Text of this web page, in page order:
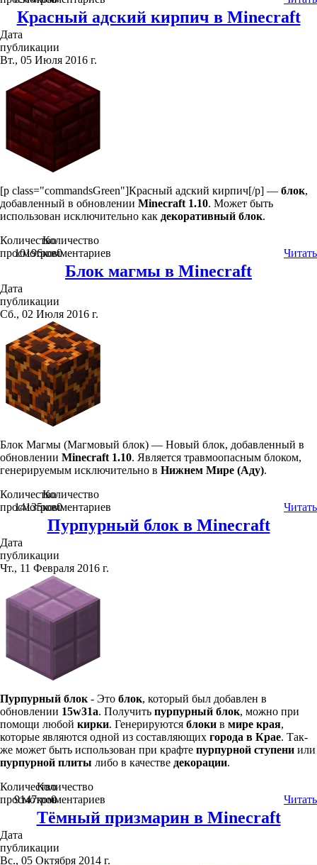
Красный адский кирпич в Minecraft
Дата
публикации
Вт., 05 Июля 2016 г.
[p class="commandsGreen"]Красный адский кирпич[/p] — блок,
добавленный в обновлении Minecraft 1.10. Может быть
использован исключительно как декоративный блок.
Количество
просмотров
10196
Количество
комментариев
0 Читать
Блок магмы в Minecraft
Дата
публикации
Сб., 02 Июля 2016 г.
Блок Магмы (Магмовый блок) — Новый блок, добавленный в
обновлении Minecraft 1.10. Является травмоопасным блоком,
генерируемым исключительно в Нижнем Мире (Аду).
Количество
просмотров
14135
Количество
комментариев
0 Читать
Пурпурный блок в Minecraft
Дата
публикации
Чт., 11 Февраля 2016 г.
Пурпурный блок - Это блок, который был добавлен в
обновлении 15w31a. Получить пурпурный блок, можно при
помощи любой кирки. Генерируются блоки в мире края,
которые являются одной из составляющих города в Крае. Так-
же может быть использован при крафте пурпурной ступени или
пурпурной плиты либо в качестве декорации.
Количество
просмотров
9147
Количество
комментариев
0 Читать
Тёмный призмарин в Minecraft
Дата
публикации
Вс., 05 Октября 2014 г.